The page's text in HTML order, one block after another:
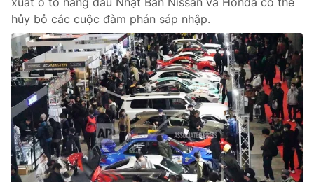
THỜI BÁO VTV
Theo dõi báo trên
Cơ quan chủ quản:Đài Truyền hình Việt Nam
Cơ quan báo chí:Thời báo VTV
hủy bỏ các cuộc đàm phán sáp nhập.